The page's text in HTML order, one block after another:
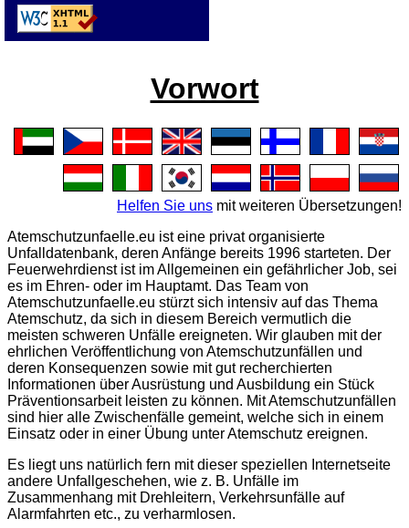
Vorwort
Helfen Sie uns mit weiteren Übersetzungen!
Atemschutzunfaelle.eu ist eine privat organisierte
Unfalldatenbank, deren Anfänge bereits 1996 starteten. Der
Feuerwehrdienst ist im Allgemeinen ein gefährlicher Job, sei
es im Ehren- oder im Hauptamt. Das Team von
Atemschutzunfaelle.eu stürzt sich intensiv auf das Thema
Atemschutz, da sich in diesem Bereich vermutlich die
meisten schweren Unfälle ereigneten. Wir glauben mit der
ehrlichen Veröffentlichung von Atemschutzunfällen und
deren Konsequenzen sowie mit gut recherchierten
Informationen über Ausrüstung und Ausbildung ein Stück
Präventionsarbeit leisten zu können. Mit Atemschutzunfällen
sind hier alle Zwischenfälle gemeint, welche sich in einem
Einsatz oder in einer Übung unter Atemschutz ereignen.
Es liegt uns natürlich fern mit dieser speziellen Internetseite
andere Unfallgeschehen, wie z. B. Unfälle im
Zusammenhang mit Drehleitern, Verkehrsunfälle auf
Alarmfahrten etc., zu verharmlosen.